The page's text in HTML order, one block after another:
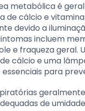
metabólica é
de cálcio e vitamina
devido a
incluem
e fraqueza geral.
cálcio e uma
essenciais para
de